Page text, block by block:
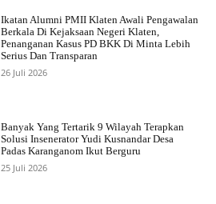
Ikatan Alumni PMII Klaten Awali Pengawalan
Berkala Di Kejaksaan Negeri Klaten,
Penanganan Kasus PD BKK Di Minta Lebih
Serius Dan Transparan
26 Juli 2026
Banyak Yang Tertarik 9 Wilayah Terapkan
Solusi Insenerator Yudi Kusnandar Desa
Padas Karanganom Ikut Berguru
25 Juli 2026